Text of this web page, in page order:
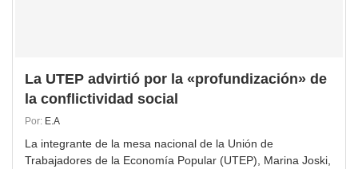
La UTEP advirtió por la «profundización» de
la conflictividad social
Por: E.A
La integrante de la mesa nacional de la Unión de
Trabajadores de la Economía Popular (UTEP), Marina Joski,